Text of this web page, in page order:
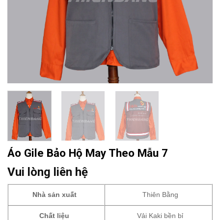
Áo Gile Bảo Hộ May Theo Mẫu 7
Vui lòng liên hệ
Nhà sản xuất Thiên Bằng
Chất liệu Vải Kaki bền bỉ